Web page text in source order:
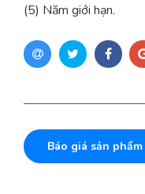
(5) Năm giới hạn.
Báo giá sản phẩm